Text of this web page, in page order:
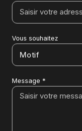
Vous souhaitez
Motif
Message *